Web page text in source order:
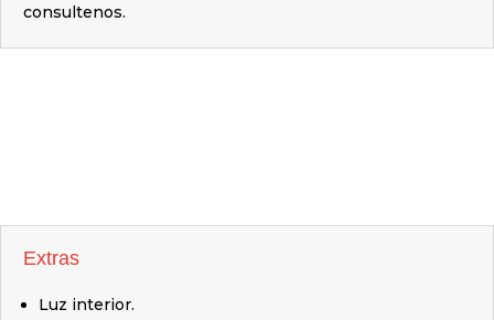
consultenos.
Extras
Luz interior.